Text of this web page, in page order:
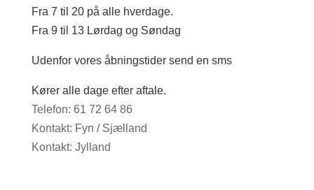
Fra 7 til 20 på alle hverdage.
Fra 9 til 13 Lørdag og Søndag
Udenfor vores åbningstider send en sms
Kører alle dage efter aftale.
Telefon: 61 72 64 86
Kontakt: Fyn / Sjælland
Kontakt: Jylland